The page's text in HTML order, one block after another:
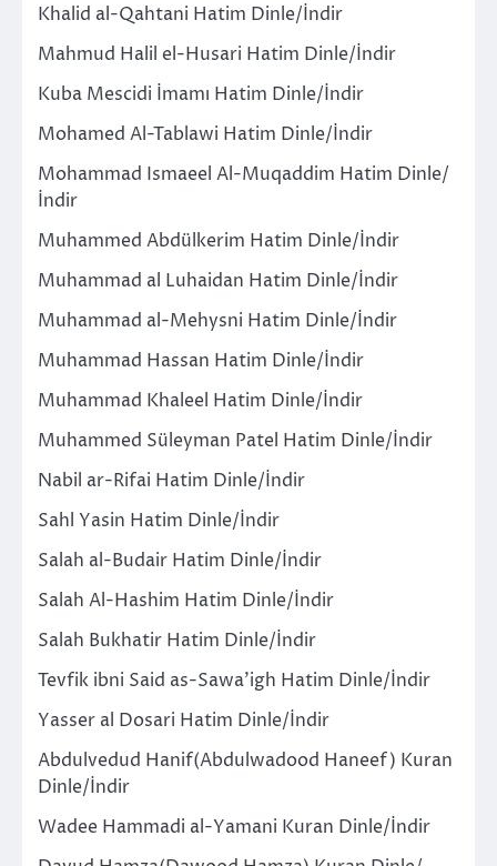
Khalid al-Qahtani Hatim Dinle/İndir
Mahmud Halil el-Husari Hatim Dinle/İndir
Kuba Mescidi İmamı Hatim Dinle/İndir
Mohamed Al-Tablawi Hatim Dinle/İndir
Mohammad Ismaeel Al-Muqaddim Hatim Dinle/
İndir
Muhammed Abdülkerim Hatim Dinle/İndir
Muhammad al Luhaidan Hatim Dinle/İndir
Muhammad al-Mehysni Hatim Dinle/İndir
Muhammad Hassan Hatim Dinle/İndir
Muhammad Khaleel Hatim Dinle/İndir
Muhammed Süleyman Patel Hatim Dinle/İndir
Nabil ar-Rifai Hatim Dinle/İndir
Sahl Yasin Hatim Dinle/İndir
Salah al-Budair Hatim Dinle/İndir
Salah Al-Hashim Hatim Dinle/İndir
Salah Bukhatir Hatim Dinle/İndir
Tevfik ibni Said as-Sawa’igh Hatim Dinle/İndir
Yasser al Dosari Hatim Dinle/İndir
Abdulvedud Hanif(Abdulwadood Haneef) Kuran
Dinle/İndir
Wadee Hammadi al-Yamani Kuran Dinle/İndir